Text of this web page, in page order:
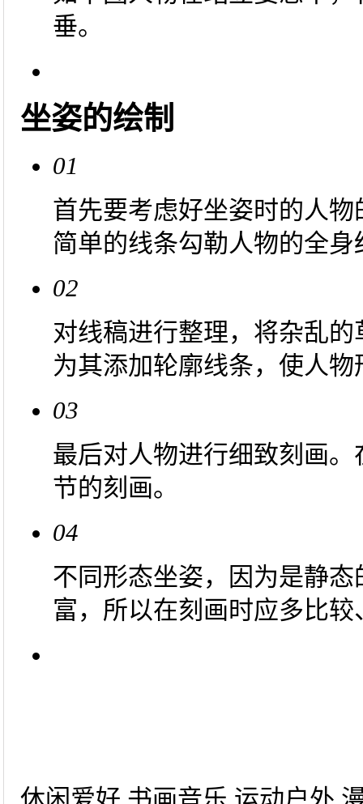
垂。
坐姿的绘制
01
首先要考虑好坐姿时的人
简单的线条勾勒人物的全身
02
对线稿进行整理，将杂乱
为其添加轮廓线条，使人
03
最后对人物进行细致刻画
节的刻画。
04
不同形态坐姿，因为是静
富，所以在刻画时应多比较